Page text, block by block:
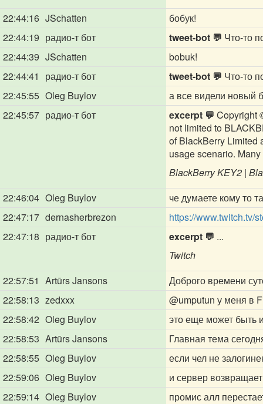
22:44:16 JSchatten
бобук!
22:44:19 радио-т бот tweet-bot 💬 Что-то
22:44:39 JSchatten
bobuk!
22:44:41
радио-т бот tweet-bot 💬 Что-то
22:45:55 Oleg Buylov
а все видели новый
22:45:57 радио-т бот excerpt 💬 Copyright
not limited to
of BlackBerry Limited
usage scenario.
BlackBerry KEY2 |
22:46:04 Oleg Buylov
че думаете кому то
22:47:17 dernasherbrezon
https://www.twitch.tv/
22:47:18 радио-т бот excerpt 💬 ...
Twitch
22:57:51 Artūrs Jansons
Доброго времени
22:58:13 zedxxx @umputun у меня в
22:58:42 Oleg Buylov
это еще может быть
22:58:53 Artūrs Jansons
Главная тема
22:58:55 Oleg Buylov
если чел не
22:59:06 Oleg Buylov
и сервер
22:59:14 Oleg Buylov
промис алл